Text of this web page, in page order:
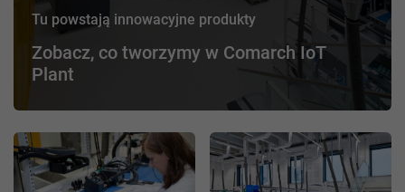
Tu powstają innowacyjne produkty
Zobacz, co tworzymy w Comarch IoT
Plant